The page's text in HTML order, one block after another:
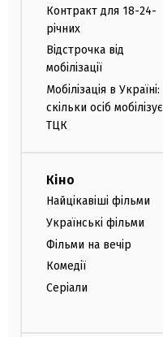
Контракт для 18-24-
річних
Відстрочка від
мобілізації
Мобілізація в Україні:
скільки осіб мобілізує
ТЦК
Кіно
Найцікавіші фільми
Українські фільми
Фільми на вечір
Комедії
Серіали